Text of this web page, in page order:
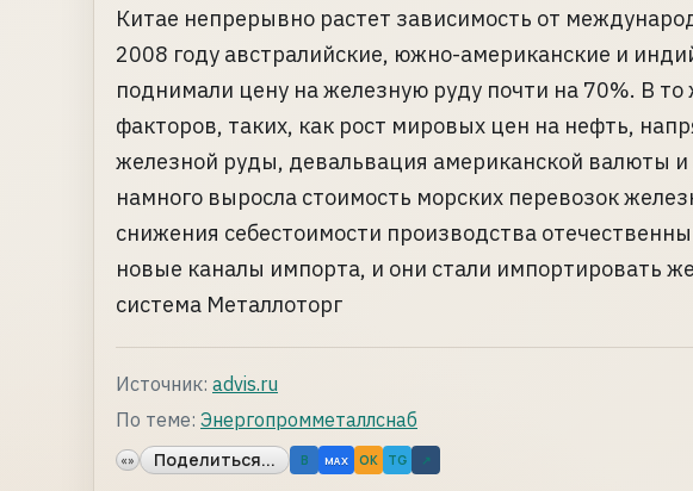
Китае непрерывно растет зависимость от
2008 году австралийские, южно-американские и
поднимали цену на железную руду почти на 70%. В
факторов, таких, как рост мировых цен на нефть,
железной руды, девальвация американской валюты и
намного выросла стоимость морских перевозок
снижения себестоимости производства
новые каналы импорта, и они стали импортировать
система Металлоторг
Источник: advis.ru
По теме: Энергопромметаллснаб
«» Поделиться... B MAX OK TG ↗